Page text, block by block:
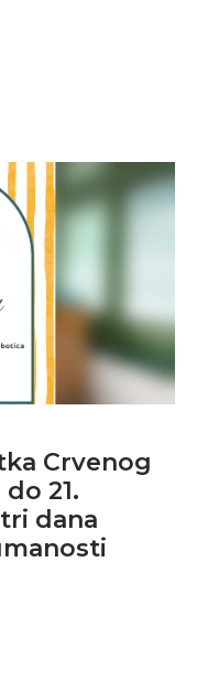
Crvenog
21.
dana